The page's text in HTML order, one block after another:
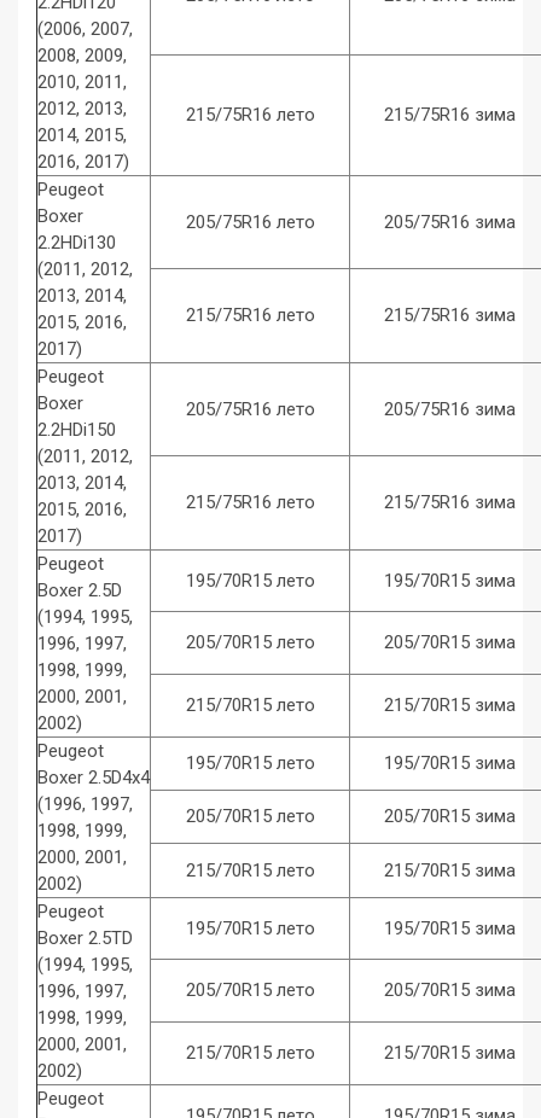
(2006, 2007,
2008, 2009,
2010, 2011,
2012, 2013,
2014, 2015,
2016, 2017)
215/75R16 лето 215/75R16 зима
Peugeot
Boxer
2.2HDi130
(2011, 2012,
2013, 2014,
2015, 2016,
2017)
205/75R16 лето 205/75R16 зима
215/75R16 лето 215/75R16 зима
Peugeot
Boxer
2.2HDi150
(2011, 2012,
2013, 2014,
2015, 2016,
2017)
205/75R16 лето 205/75R16 зима
215/75R16 лето 215/75R16 зима
Peugeot
Boxer 2.5D
(1994, 1995,
1996, 1997,
1998, 1999,
2000, 2001,
2002)
195/70R15 лето 195/70R15 зима
205/70R15 лето 205/70R15 зима
215/70R15 лето 215/70R15 зима
Peugeot
Boxer 2.5D4x4
(1996, 1997,
1998, 1999,
2000, 2001,
2002)
195/70R15 лето 195/70R15 зима
205/70R15 лето 205/70R15 зима
215/70R15 лето
215/70R15 зима
Peugeot
Boxer 2.5TD
(1994, 1995,
1996, 1997,
1998, 1999,
2000, 2001,
2002)
195/70R15 лето 195/70R15 зима
205/70R15 лето 205/70R15 зима
215/70R15 лето 215/70R15 зима
Peugeot